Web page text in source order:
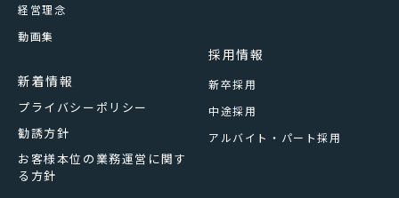
経営理念
動画集
採用情報
新卒採用
中途採用
アルバイト・パート採用
新着情報
プライバシーポリシー
勧誘方針
お客様本位の業務運営に関す
る方針